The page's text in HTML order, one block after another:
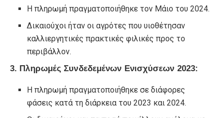
Η πληρωμή πραγματοποιήθηκε τον Μάιο του 2024.
Δικαιούχοι ήταν οι αγρότες που υιοθέτησαν
καλλιεργητικές πρακτικές φιλικές προς το
περιβάλλον.
3. Πληρωμές Συνδεδεμένων Ενισχύσεων 2023:
Η πληρωμή πραγματοποιήθηκε σε διάφορες
φάσεις κατά τη διάρκεια του 2023 και 2024.